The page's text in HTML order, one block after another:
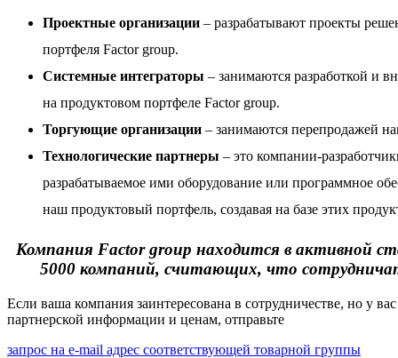
Проектные организации – разрабатывают проекты
портфеля Factor group.
Системные интеграторы – занимаются разработкой и
на продуктовом портфеле Factor group.
Торгующие организации – занимаются перепродажей
Технологические партнеры – это компании-
разрабатываемое ими оборудование или программное
наш продуктовый портфель, создавая на базе этих
Компания Factor group находится в активной
5000 компаний, считающих, что
Если ваша компания заинтересована в сотрудничестве, но у
партнерской информации и ценам, отправьте
запрос на e-mail адрес соответствующей товарной группы